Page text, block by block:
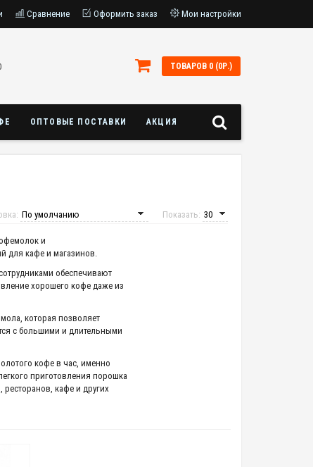
Сравнение Оформить заказ Мои настройки
ТОВАРОВ 0 (0Р.)
ОПТОВЫЕ ПОСТАВКИ АКЦИЯ
Показать:
и
для кафе и магазинов.
обеспечивают
хорошего кофе даже из
которая позволяет
с большими и длительными
кофе в час, именно
приготовления порошка
кафе и других